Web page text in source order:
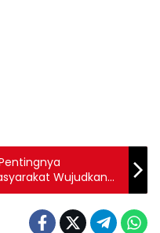
Berkelajutan